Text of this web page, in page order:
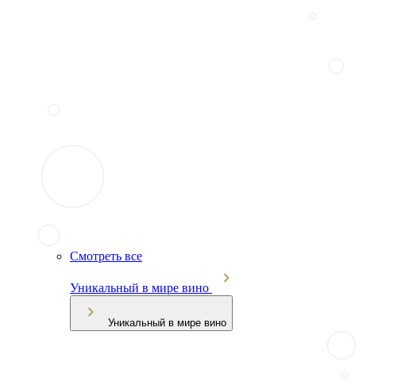
Смотреть все
Уникальный в мире вино
Уникальный в мире вино